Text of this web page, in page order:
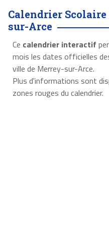
Calendrier
sur-Arce
Ce calendrier interactif
mois les dates officielles
ville de Merrey-sur-Arce.
Plus d'informations sont
zones rouges du calendrier.